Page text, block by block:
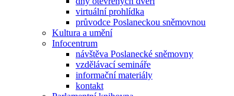
virtuální prohlídka
průvodce Poslaneckou sněmovnou
Kultura a umění
Infocentrum
návštěva Poslanecké sněmovny
vzdělávací semináře
informační materiály
kontakt